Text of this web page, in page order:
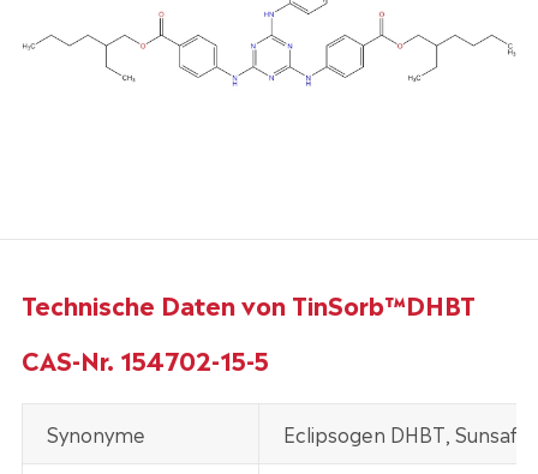
Technische Daten von TinSorb™DHBT
CAS-Nr. 154702-15-5
Synonyme Eclipsogen DHBT,